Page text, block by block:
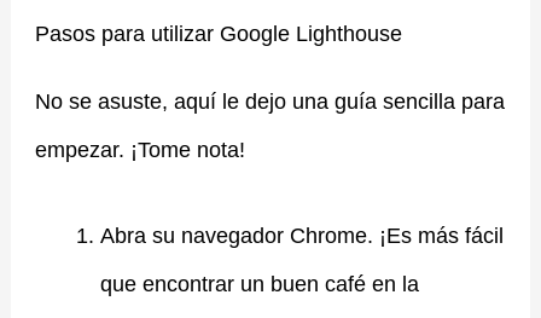
Pasos para utilizar Google Lighthouse
No se asuste, aquí le dejo una guía sencilla para
empezar. ¡Tome nota!
Abra su navegador Chrome. ¡Es más fácil
que encontrar un buen café en la